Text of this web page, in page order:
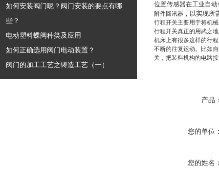
如何安装阀门呢？阀门安装的要点有哪
些？
电动塑料蝶阀种类及应用
如何正确选用阀门电动装置？
阀门的加工工艺之铸造工艺（一）
位置传感器在工业自
附件回讯器 ，以实现所
行程开关主要用于将机
行程开关真正的用武之
机床上有很多这样的行
不断的往复运动。比如
关，把装料机构的电路
产品
您的单位
您的姓名